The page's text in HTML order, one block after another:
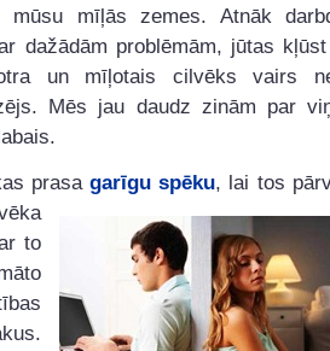
mūsu mīļās zemes. Atnāk
dažādām problēmām, jūtas
un mīļotais cilvēks vairs
Mēs jau daudz zinām par
prasa garīgu spēku, lai tos
to